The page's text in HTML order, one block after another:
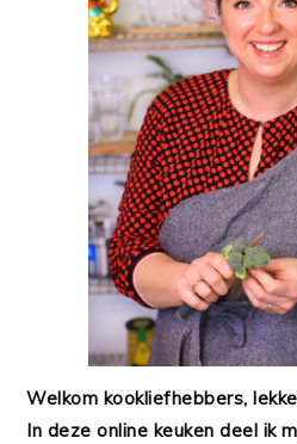
Welkom kookliefhebbers,
In deze online keuken deel ik